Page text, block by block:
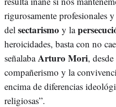
rigurosamente profesionales
del sectarismo y la
heroicidades, basta con no
señalabaArturo Mori,
compañerismo y la
encima de diferencias
religiosas”.